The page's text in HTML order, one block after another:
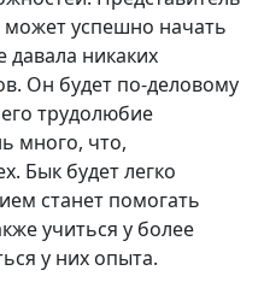
может успешно начать
давала никаких
Он будет по-деловому
трудолюбие
много, что,
Бык будет легко
станет помогать
учиться у более
у них опыта.